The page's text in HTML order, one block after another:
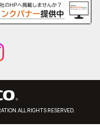
RIGHTS RESERVED.